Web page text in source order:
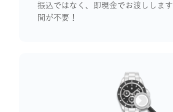
振込ではなく、即現金でお渡ししま
間が不要！